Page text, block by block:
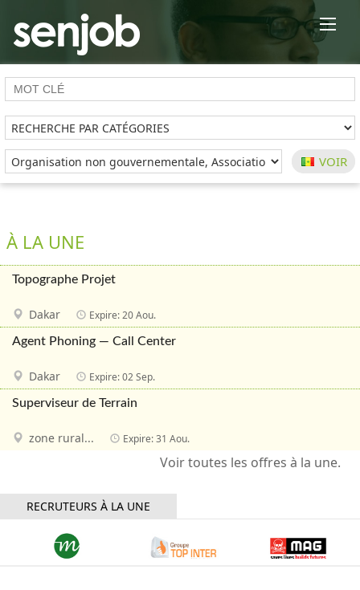
À LA UNE
Topographe Projet
Dakar Expire: 20 Aou.
Agent Phoning — Call Center
Dakar Expire: 02 Sep.
Superviseur de Terrain
zone rural... Expire: 31 Aou.
RECRUTEURS À LA UNE
×